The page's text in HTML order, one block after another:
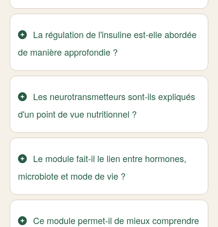
La régulation de l'insuline est-elle abordée
de manière approfondie ?
Les neurotransmetteurs sont-ils expliqués
d'un point de vue nutritionnel ?
Le module fait-il le lien entre hormones,
microbiote et mode de vie ?
Ce module permet-il de mieux comprendre